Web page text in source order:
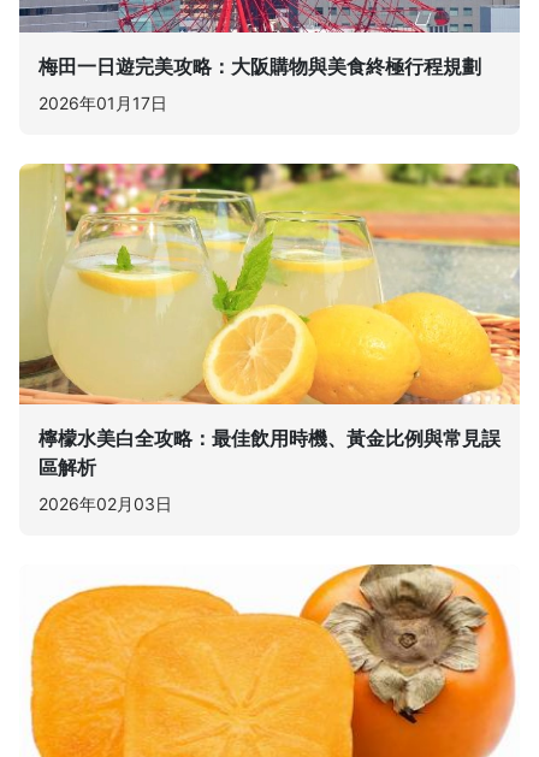
梅田一日遊完美攻略：大阪購物與美食終極行程規劃
2026年01月17日
檸檬水美白全攻略：最佳飲用時機、黃金比例與常見誤
區解析
2026年02月03日